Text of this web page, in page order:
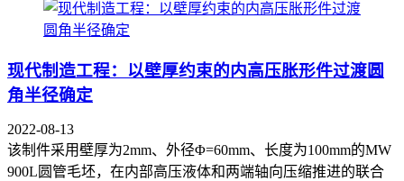
现代制造工程：以壁厚约束的内高压胀形件过渡圆
角半径确定
2022-08-13
该制件采用壁厚为2mm、外径Φ=60mm、长度为100mm的MW
900L圆管毛坯，在内部高压液体和两端轴向压缩推进的联合